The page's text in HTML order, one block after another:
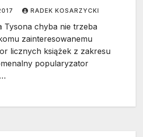
RADEK KOSARZYCKI
Tysona chyba nie trzeba
zainteresowanemu
licznych książek z zakresu
popularyzator